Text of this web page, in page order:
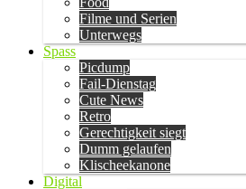
Filme und Serien
Unterwegs
Spass
Picdump
Fail-Dienstag
Cute News
Retro
Gerechtigkeit siegt
Dumm gelaufen
Klischeekanone
Digital